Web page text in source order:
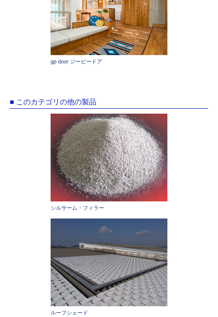
gp door ジーピードア
■ このカテゴリの他の製品
シルサーム・フィラー
ルーフシェード